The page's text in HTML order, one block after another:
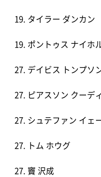
19. タイラー ダンカン
19. ポントゥス ナイホ
27. デイビス トンプソ
27. ピアスソン クーディ
27. シュテファン イェ
27. トム ホウグ
27. 竇 沢成